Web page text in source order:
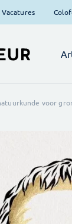
Vacatures
voor